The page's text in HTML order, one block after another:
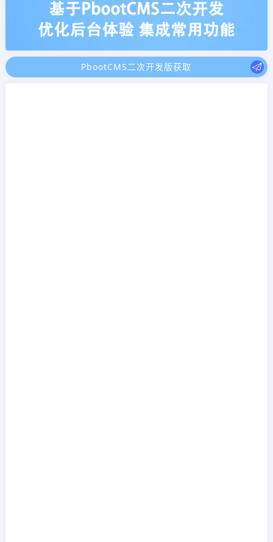
PbootCMS二次开发版获取